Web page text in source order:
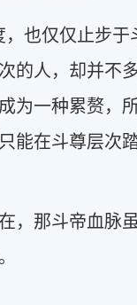
也仅仅止步
的人，却并不
为一种累赘，
能在斗尊层
，那斗帝血脉